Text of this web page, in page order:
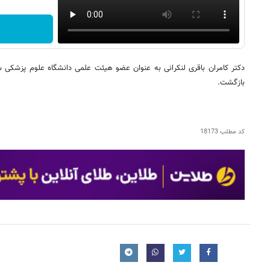
دکتر کامران باقری لنکرانی به عنوان عضو هیئت علمی دانشگاه علوم
بازگشت.
کد مطلب18173